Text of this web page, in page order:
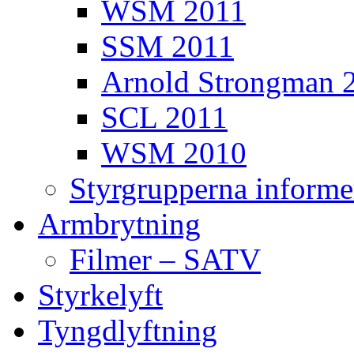
WSM 2011
SSM 2011
Arnold Strongman
SCL 2011
WSM 2010
Styrgrupperna
Armbrytning
Filmer – SATV
Styrkelyft
Tyngdlyftning